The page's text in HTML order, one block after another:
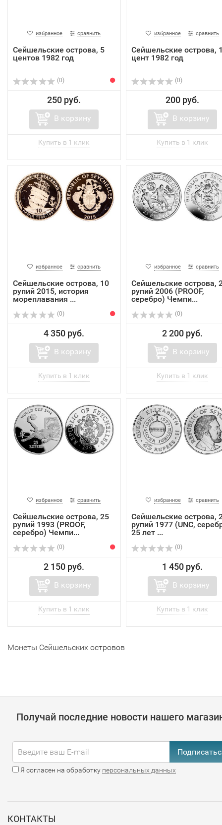
избранное сравнить
Сейшельские острова, 5
центов 1982 год
(0)
250 руб.
В корзину
избранное сравнить
Сейшельские острова,
цент 1982 год
(0)
200 руб.
В корзину
избранное сравнить
Сейшельские острова, 10
рупий 2015, история
мореплавания ...
(0)
4 350 руб.
В корзину
избранное сравнить
Сейшельские острова,
рупий 2006 (PROOF,
серебро) Чемпи...
(0)
2 200 руб.
В корзину
избранное сравнить
Сейшельские острова, 25
рупий 1993 (PROOF,
серебро) Чемпи...
(0)
2 150 руб.
В корзину
избранное сравнить
Сейшельские острова,
рупий 1977 (UNC,
25 лет ...
(0)
1 450 руб.
В корзину
Монеты Сейшельских островов
Получай последние новости нашего
Я согласен на обработку персональных данных
КОНТАКТЫ